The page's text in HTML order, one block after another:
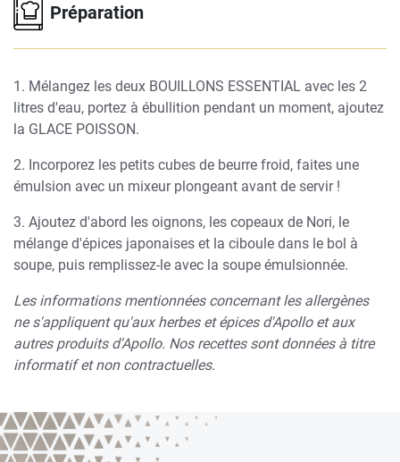
Préparation
1. Mélangez les deux BOUILLONS ESSENTIAL avec les 2
litres d'eau, portez à ébullition pendant un moment, ajoutez
la GLACE POISSON.
2. Incorporez les petits cubes de beurre froid, faites une
émulsion avec un mixeur plongeant avant de servir !
3. Ajoutez d'abord les oignons, les copeaux de Nori, le
mélange d'épices japonaises et la ciboule dans le bol à
soupe, puis remplissez-le avec la soupe émulsionnée.
Les informations mentionnées concernant les allergènes
ne s'appliquent qu'aux herbes et épices d'Apollo et aux
autres produits d'Apollo. Nos recettes sont données à titre
informatif et non contractuelles.